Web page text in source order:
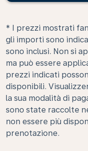
* I prezzi mostrati
gli importi sono
sono inclusi. Non si
ma può essere
prezzi indicati
disponibili.
la sua modalità di
sono state raccolte
non essere più
prenotazione.